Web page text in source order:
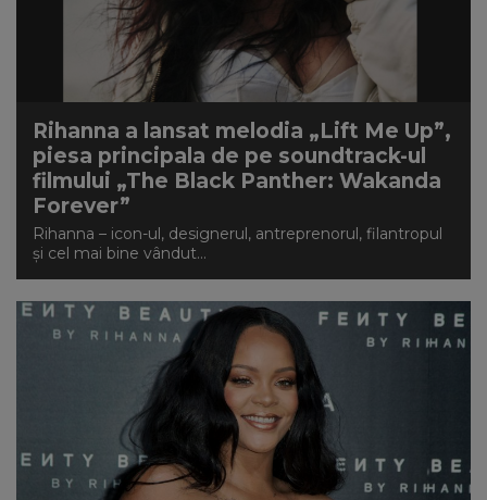
Rihanna a lansat melodia „Lift Me Up”,
piesa principala de pe soundtrack-ul
filmului „The Black Panther: Wakanda
Forever”
Rihanna – icon-ul, designerul, antreprenorul, filantropul
și cel mai bine vândut...